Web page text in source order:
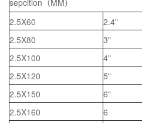
（ ）
2.5X60
2.4"
2.5X80
3"
2.5X100
4"
2.5X120
5"
2.5X150
6"
2.5X160
6